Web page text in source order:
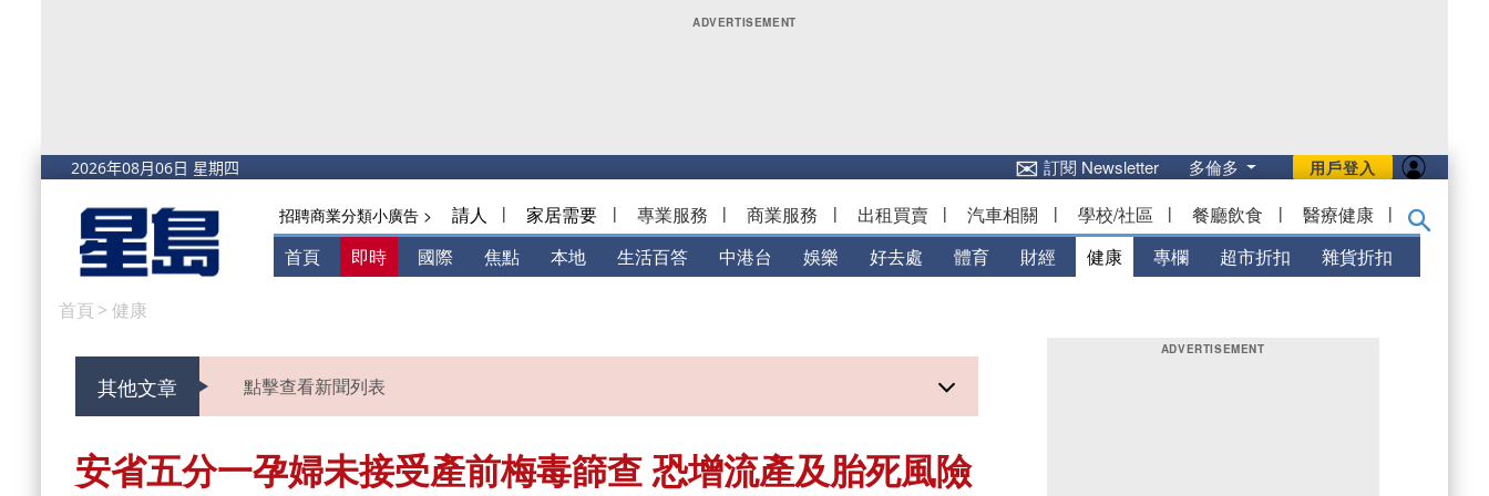
用戶登入
✉訂閱 Newsletter 多倫多
招聘商業分類小廣告 > 請人 | 家居需要 | 專業服務 | 商業服務 | 出租買賣 | 汽車相關 | 學校/社區 | 餐廳飲食 | 醫療健康 |
首頁 即時 國際 焦點 本地 生活百答 中港台 娛樂 好去處 體育 財經 健康 專欄 超市折扣 雜貨折扣
首頁 > 健康
其他文章 點擊查看新聞列表
安省五分一孕婦未接受產前梅毒篩查 恐增流產及胎死風險